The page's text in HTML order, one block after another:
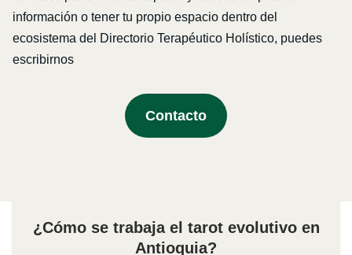
información o tener tu propio espacio dentro del
ecosistema del Directorio Terapéutico Holístico, puedes
escribirnos
Contacto
¿Cómo se trabaja el tarot evolutivo en
Antioquia?